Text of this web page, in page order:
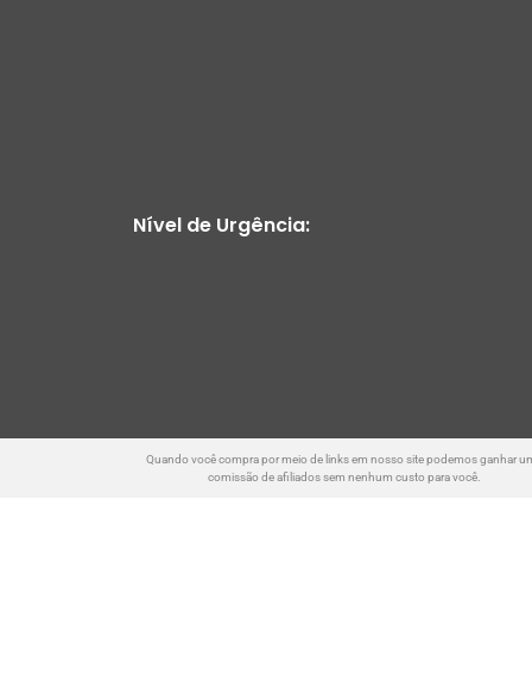
Nível de Urgência:
Quando você compra por meio de links em nosso site podemos ganhar
comissão de afiliados sem nenhum custo para você.